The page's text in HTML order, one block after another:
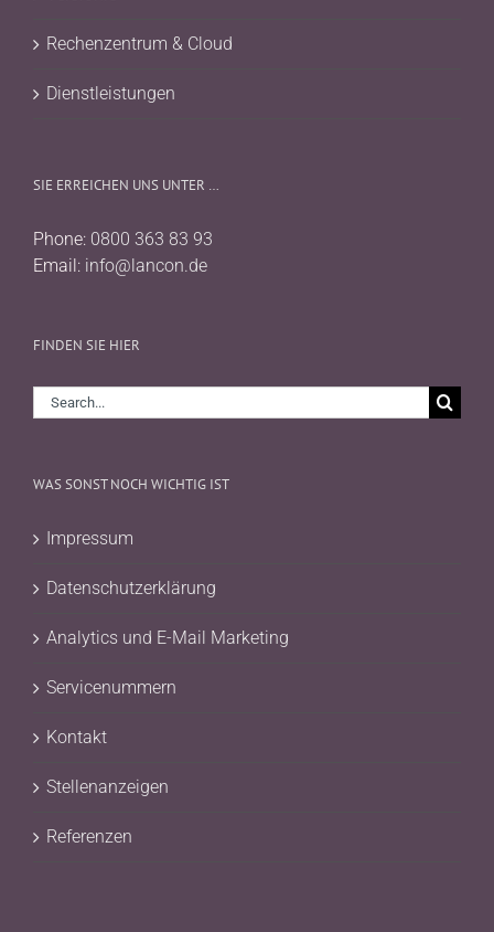
Rechenzentrum & Cloud
Dienstleistungen
SIE ERREICHEN UNS UNTER …
Phone: 0800 363 83 93
Email: info@lancon.de
FINDEN SIE HIER
Search
for:
WAS SONST NOCH WICHTIG IST
Impressum
Datenschutzerklärung
Analytics und E-Mail Marketing
Servicenummern
Kontakt
Stellenanzeigen
Referenzen